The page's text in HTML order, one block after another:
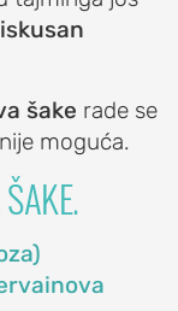
šake rade se
moguća.